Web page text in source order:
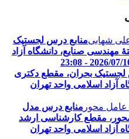
منابع درس لجستیک
مهندسی صنایع، دانشگاه آزاد
2026/07/10 -
لجستیک بحران، مقطع دکتری
آزاد اسلامی واحد تهران
منابع درس مدل
مقطع کارشناسی ارشد
آزاد اسلامی واحد تهران